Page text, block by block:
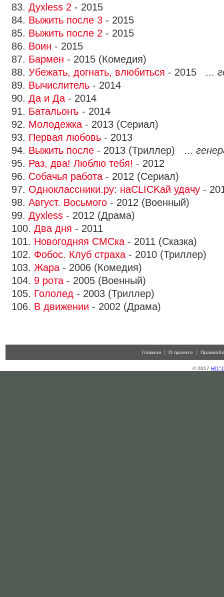
83. Духless 2 - 2015
84. Выжить после 3 - 2015
85. Выжить после 2 - 2015
86. Воин - 2015
87. Бармен - 2015 (Комедия)
88. Убежать, догнать, влюбиться - 2015 ...
89. Вычислитель - 2014
90. Да и Да - 2014
91. Батальонъ - 2014
92. Молодежка - 2013 (Сериал)
93. Первая любовь - 2013
94. Выжить после - 2013 (Триллер) ...
95. Раз, два! Люблю тебя! - 2012
96. Собачья работа - 2012 (Сериал)
97. Одноклассники.ру: наCLICKай удачу -
98. Август. Восьмого - 2012 (Военный)
99. Духless - 2012 (Драма)
100. Два дня - 2011
101. Новогодняя СМСка - 2011 (Сказка)
102. Фобос. Клуб страха - 2010 (Триллер)
103. Жара - 2006 (Комедия)
104. 9 рота - 2005 (Военный)
105. Гололед - 2003 (Триллер)
106. В движении - 2002 (Драма)
Главная О проекте
© 2017 НП